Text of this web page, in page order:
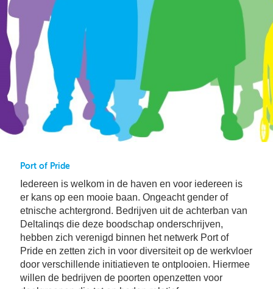
Thema's
&
&
Deltalinqs Climate Program
Over Deltalinqs
Port of Pride
Iedereen is welkom in de haven en voor iedereen is
er kans op een mooie baan. Ongeacht gender of
etnische achtergrond. Bedrijven uit de achterban van
Deltalinqs die deze boodschap onderschrijven,
hebben zich verenigd binnen het netwerk Port of
Pride en zetten zich in voor diversiteit op de werkvloer
door verschillende initiatieven te ontplooien. Hiermee
willen de bedrijven de poorten openzetten voor